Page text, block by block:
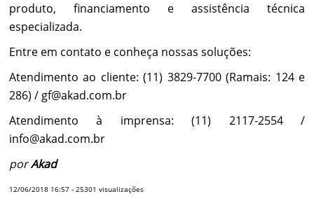
produto, financiamento e assistência técnica
especializada.
Entre em contato e conheça nossas soluções:
Atendimento ao cliente: (11) 3829-7700 (Ramais: 124 e
286) / gf@akad.com.br
Atendimento à imprensa: (11) 2117-2554 /
info@akad.com.br
porAkad
12/06/2018 16:57 - 25301 visualizações